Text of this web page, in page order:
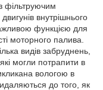
фільтруючим
внутрішнього
функцією для
моторного палива.
видів забруднень,
могли потрапити в
вологою в
до того, як